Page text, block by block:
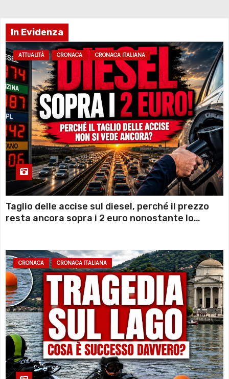
In Evidenza
ATTUALITÀ CRONACA CRONACA ITALIANA
Taglio delle accise sul diesel, perché il prezzo
resta ancora sopra i 2 euro nonostante lo
CRONACA CRONACA ITALIANA